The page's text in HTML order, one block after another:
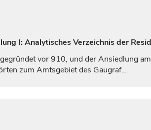
I: Analytisches Verzeichnis der
vor 910, und der Ansiedlung
zum Amtsgebiet des Gaugraf…